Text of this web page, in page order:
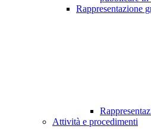
Rappresentazione
Attività e procedimenti